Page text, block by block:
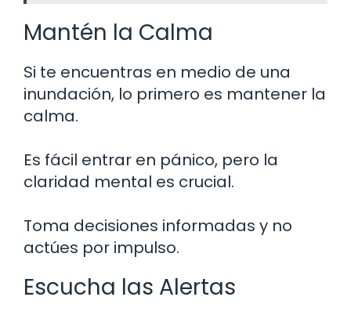
Mantén la Calma
Si te encuentras en medio de una
inundación, lo primero es mantener la
calma.
Es fácil entrar en pánico, pero la
claridad mental es crucial.
Toma decisiones informadas y no
actúes por impulso.
Escucha las Alertas